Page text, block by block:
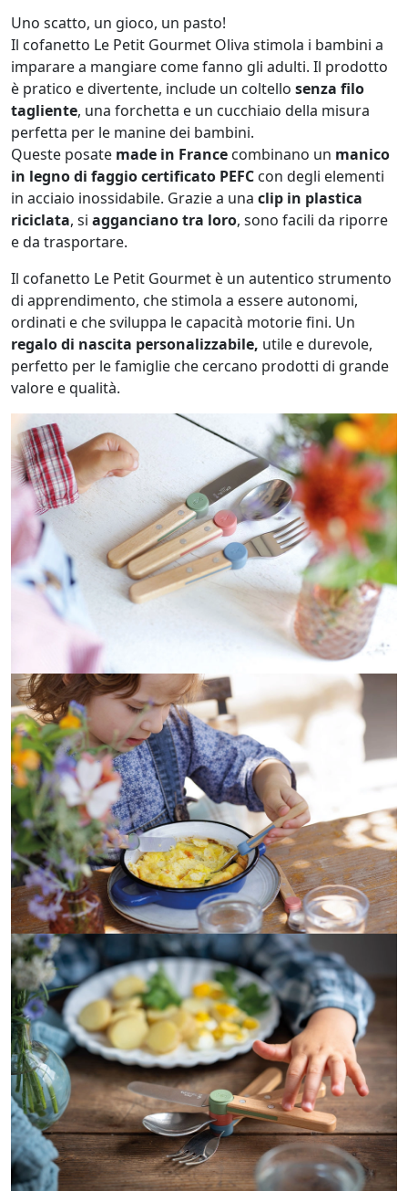
Uno scatto, un gioco, un pasto!
Il cofanetto Le Petit Gourmet Oliva stimola i bambini a
imparare a mangiare come fanno gli adulti. Il prodotto
è pratico e divertente, include un coltello senza filo
tagliente, una forchetta e un cucchiaio della misura
perfetta per le manine dei bambini.
Queste posate made in France combinano un manico
in legno di faggio certificato PEFC con degli elementi
in acciaio inossidabile. Grazie a una clip in plastica
riciclata, si agganciano tra loro, sono facili da riporre
e da trasportare.
Il cofanetto Le Petit Gourmet è un autentico strumento
di apprendimento, che stimola a essere autonomi,
ordinati e che sviluppa le capacità motorie fini. Un
regalo di nascita personalizzabile, utile e durevole,
perfetto per le famiglie che cercano prodotti di grande
valore e qualità.